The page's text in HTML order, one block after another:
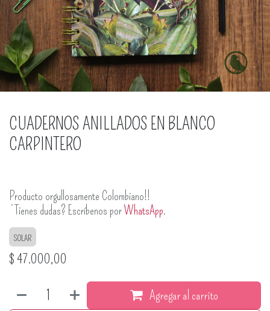
CUADERNOS ANILLADOS EN BLANCO
CARPINTERO
Producto orgullosamente Colombiano!!
¿Tienes dudas? Escríbenos porWhatsApp.
SOLAR
$47.000,00
Agregar al carrito